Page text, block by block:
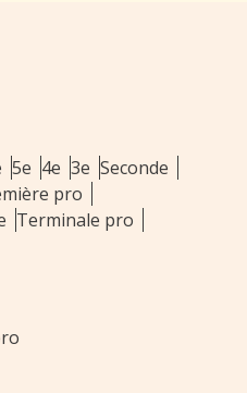
5e 4e 3e Seconde
pro
Terminale pro